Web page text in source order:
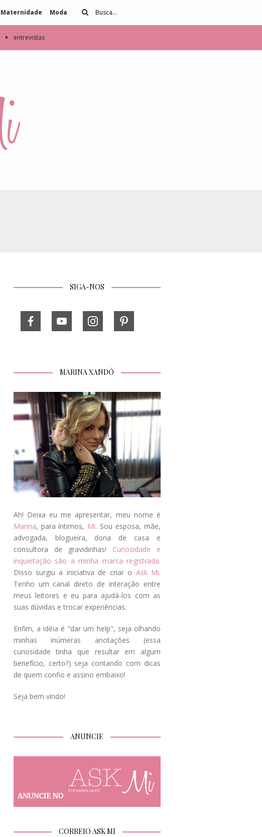
Maternidade Moda
• entrevistas
SIGA-NOS
MARINA XANDÓ
Ah! Deixa eu me apresentar, meu nome é
Marina, para íntimos, Mi. Sou esposa, mãe,
advogada, blogueira, dona de casa e
consultora de gravidinhas! Curiosidade e
inquietação são a minha marca registrada.
Disso surgiu a iniciativa de criar o Ask Mi.
Tenho um canal direto de interação entre
meus leitores e eu para ajudá-los com as
suas dúvidas e trocar experiências.
Enfim, a idéia é "dar um help", seja olhando
minhas inúmeras anotações (essa
curiosidade tinha que resultar em algum
benefício, certo?) seja contando com dicas
de quem confio e assino embaixo!
Seja bem vindo!
ANUNCIE
CORREIO ASK MI